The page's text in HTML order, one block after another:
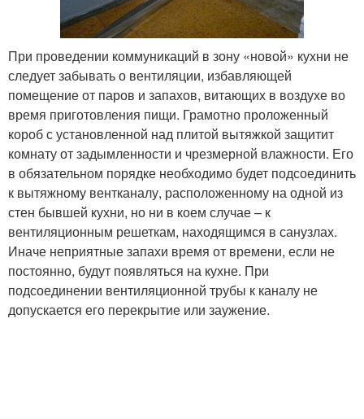
При проведении коммуникаций в зону «новой» кухни не
следует забывать о вентиляции, избавляющей
помещение от паров и запахов, витающих в воздухе во
время приготовления пищи. Грамотно проложенный
короб с установленной над плитой вытяжкой защитит
комнату от задымленности и чрезмерной влажности. Его
в обязательном порядке необходимо будет подсоединить
к вытяжному вентканалу, расположенному на одной из
стен бывшей кухни, но ни в коем случае – к
вентиляционным решеткам, находящимся в санузлах.
Иначе неприятные запахи время от времени, если не
постоянно, будут появляться на кухне. При
подсоединении вентиляционной трубы к каналу не
допускается его перекрытие или заужение.